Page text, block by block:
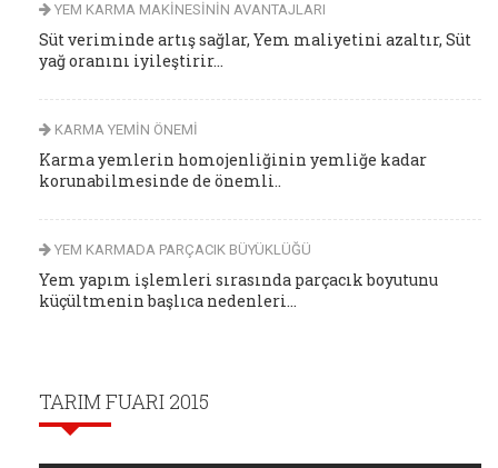
YEM KARMA MAKİNESİNİN AVANTAJLARI
Süt veriminde artış sağlar, Yem maliyetini azaltır, Süt
yağ oranını iyileştirir...
KARMA YEMİN ÖNEMİ
Karma yemlerin homojenliğinin yemliğe kadar
korunabilmesinde de önemli..
YEM KARMADA PARÇACIK BÜYÜKLÜĞÜ
Yem yapım işlemleri sırasında parçacık boyutunu
küçültmenin başlıca nedenleri...
TARIM FUARI 2015